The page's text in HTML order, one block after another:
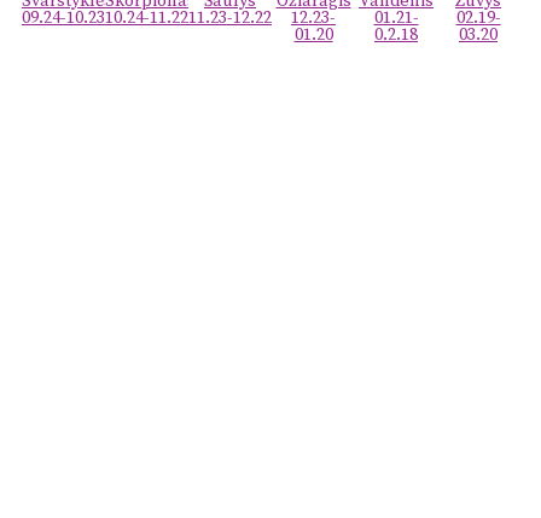
09.24-10.2310.24-11.2211.23-12.22 12.23-
01.20
01.21-
0.2.18
02.19-
03.20